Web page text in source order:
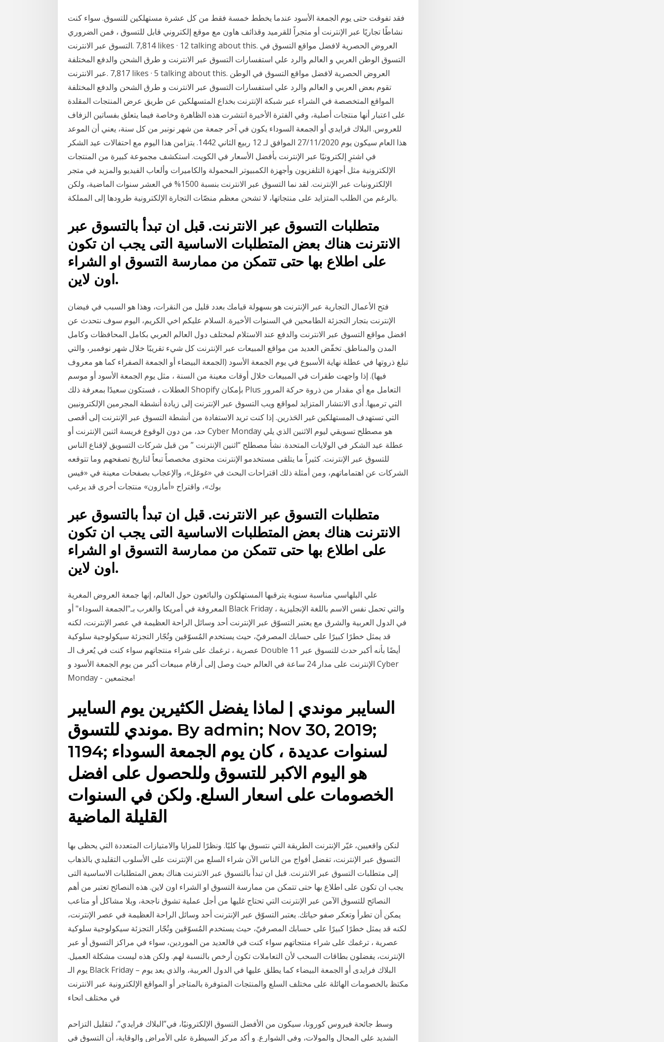
فقد تفوقت حتى يوم الجمعة الأسود عندما يخطط خمسة فقط من كل عشرة مستهلكين للتسوق. سواء كنت
نشاطًا تجاريًا عبر الإنترنت أو متجراً للقرميد وقذائف هاون مع موقع إلكتروني قابل للتسوق ، فمن الضروري
الوطن العربي و العالم والرد علي استفسارات التسوق عبر الانترنت و طرق الشحن والدفع المختلفة‎ ‎التسوق
عبر الانترنت‎. 7,817 likes · 5 talking about this. ‎العروض الحصرية لافضل مواقع التسوق في الوطن
العربي و العالم والرد علي استفسارات التسوق عبر الانترنت و طرق الشحن والدفع المختلفة‎ تقوم بعض
المواقع المتخصصة في الشراء عبر شبكة الإنترنت بخداع المتسهلكين عن طريق عرض المنتجات المقلدة
على اعتبار أنها منتجات أصلية، وفي الفترة الأخيرة انتشرت هذه الظاهرة وخاصة فيما يتعلق بفساتين الزفاف
للعروس. البلاك فرايدي أو الجمعة السوداء يكون في آخر جمعة من شهر نونبر من كل سنة، يعني أن الموعد
هذا العام سيكون يوم 27/11/2020 الموافق لـ 12 ربيع الثاني 1442. يتزامن هذا اليوم مع احتفالات عيد الشكر
في اشترِ إلكترونيًا عبر الإنترنت بأفضل الأسعار في الكويت. استكشف مجموعة كبيرة من المنتجات
الإلكترونية مثل أجهزة التلفزيون وأجهزة الكمبيوتر المحمولة والكاميرات وألعاب الفيديو والمزيد في متجر
الإلكترونيات عبر الإنترنت. لقد نما التسوق عبر الانترنت بنسبة 1500% في العشر سنوات الماضية، ولكن
بالرغم من الطلب المتزايد على منتجاتها، لا تشحن معظم منصّات التجارة الإلكترونية طرودها إلى المملكة.
متطلبات التسوق عبر الانترنت. قبل ان تبدأ بالتسوق عبر
الانترنت هناك بعض المتطلبات الاساسية التى يجب ان تكون
على اطلاع بها حتى تتمكن من ممارسة التسوق او الشراء
اون لاين.
فتح الأعمال التجارية عبر الإنترنت هو بسهولة قيامك بعدد قليل من النقرات، وهذا هو السبب في فيضان
الإنترنت بتجار التجزئة الطامحين في السنوات الأخيرة. السلام عليكم اخي الكريم، اليوم سوف نتحدث عن
افضل مواقع التسوق عبر الانترنت والدفع عند الاستلام لمختلف دول العالم العربي بكامل المحافظات وكامل
المدن والمناطق. تخفّض العديد من مواقع المبيعات عبر الإنترنت كل شيء تقريبًا خلال شهر نوفمبر، والتي
تبلغ ذروتها في عطلة نهاية الأسبوع في يوم الجمعة الأسود (الجمعة البيضاء أو الجمعة الصفراء كما هو معروف
فيها). إذا واجهت طفرات في المبيعات خلال أوقات معينة من السنة ، مثل يوم الجمعة الأسود أو موسم
العطلات ، فستكون سعيدًا بمعرفة ذلك Shopify بإمكان Plus التعامل مع أي مقدار من ذروة حركة المرور
التي ترميها. أدى الانتشار المتزايد لمواقع ويب التسوق عبر الإنترنت إلى زيادة أنشطة المجرمين الإلكترونيين
التي تستهدف المستهلكين غير الحَذرين. إذا كنت تريد الاستفادة من أنشطة التسوق عبر الإنترنت إلى أقصى
حد، من دون الوقوع فريسة اثنين الإنترنت أو Cyber Monday هو مصطلح تسويقي ليوم الاثنين الذي يلي
عطلة عيد الشكر في الولايات المتحدة. نشأ مصطلح “اثنين الإنترنت ” من قبل شركات التسويق لإقناع الناس
للتسوق عبر الإنترنت. كثيراً ما يتلقى مستخدمو الإنترنت محتوى مخصصاً تبعاً لتاريخ تصفحهم وما تتوقعه
الشركات عن اهتماماتهم، ومن أمثلة ذلك اقتراحات البحث في «غوغل»، والإعجاب بصفحات معينة في «فيس
بوك»، واقتراح «أمازون» منتجات أخرى قد يرغب
متطلبات التسوق عبر الانترنت. قبل ان تبدأ بالتسوق عبر
الانترنت هناك بعض المتطلبات الاساسية التى يجب ان تكون
على اطلاع بها حتى تتمكن من ممارسة التسوق او الشراء
اون لاين.
علي البلهاسي مناسبة سنوية يترقبها المستهلكون والبائعون حول العالم، إنها جمعة العروض المغرية
المعروفة في أمريكا والغرب بـ"الجمعة السوداء" أو Black Friday ، والتي تحمل نفس الاسم باللغة الإنجليزية
في الدول العربية والشرق مع يعتبر التسوّق عبر الإنترنت أحد وسائل الراحة العظيمة في عصر الإنترنت، لكنه
قد يمثل خطرًا كبيرًا على حسابك المصرفيّ، حيث يستخدم المُسوّقين وتُجّار التجزئة سيكولوجية سلوكية
عصرية ، ترغمك على شراء منتجاتهم سواء كنت في يُعرف الـ Double 11 أيضًا بأنه أكبر حدث للتسوق عبر
الإنترنت على مدار 24 ساعة في العالم حيث وصل إلى أرقام مبيعات أكبر من يوم الجمعة الأسود و Cyber
Monday - مجتمعين!
السايبر موندي | لماذا يفضل الكثيرين يوم السايبر
موندي للتسوق. By admin; Nov 30, 2019;
1194; لسنوات عديدة ، كان يوم الجمعة السوداء
هو اليوم الاكبر للتسوق وللحصول على افضل
الخصومات على اسعار السلع. ولكن في السنوات
القليلة الماضية
لنكن واقعيين، غيّر الإنترنت الطريقة التي نتسوق بها كليًا. ونظرًا للمزايا والامتيازات المتعددة التي يحظى بها
التسوق عبر الإنترنت، تفضل أفواج من الناس الآن شراء السلع من الإنترنت على الأسلوب التقليدي بالذهاب
إلى متطلبات التسوق عبر الانترنت. قبل ان تبدأ بالتسوق عبر الانترنت هناك بعض المتطلبات الاساسية التى
يجب ان تكون على اطلاع بها حتى تتمكن من ممارسة التسوق او الشراء اون لاين. هذه النصائح تعتبر من أهم
النصائح للتسوق الآمن عبر الإنترنت التي تحتاج غليها من أجل عملية تشوق ناجحة، وبلا مشاكل أو متاعب
يمكن أن تطرأ وتعكر صفو حياتك. يعتبر التسوّق عبر الإنترنت أحد وسائل الراحة العظيمة في عصر الإنترنت،
لكنه قد يمثل خطرًا كبيرًا على حسابك المصرفيّ، حيث يستخدم المُسوّقين وتُجّار التجزئة سيكولوجية سلوكية
عصرية ، ترغمك على شراء منتجاتهم سواء كنت في فالعديد من الموردين، سواء في مراكز التسوق أو عبر
الإنترنت، يفضلون بطاقات السحب لأن التعاملات تكون أرخص بالنسبة لهم. ولكن هذه ليست مشكلة العميل.
يوم الـ Black Friday – البلاك فرايدى أو الجمعة البيضاء كما يطلق عليها في الدول العربية، والذي يعد يوم
مكتظ بالخصومات الهائلة على مختلف السلع والمنتجات المتوفرة بالمتاجر أو المواقع الإلكترونية عبر الانترنت
في مختلف انحاء
وسط جائحة فيروس كورونا، سيكون من الأفضل التسوق الإلكترونيًا، في”البلاك فرايدي”، لتقليل التزاحم
الشديد على المحال والمولات، وفي الشوارع. و أكد مركز السيطرة على الأمراض والوقاية، أن التسوق في